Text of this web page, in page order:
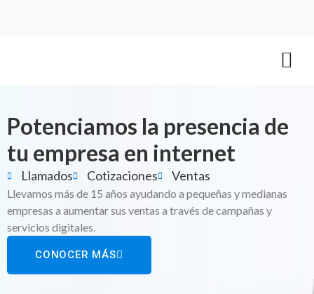
Potenciamos la presencia de
tu empresa en internet
Llamados Cotizaciones Ventas
Llevamos más de 15 años ayudando a pequeñas y medianas
empresas a aumentar sus ventas a través de campañas y
servicios digitales.
CONOCER MÁS